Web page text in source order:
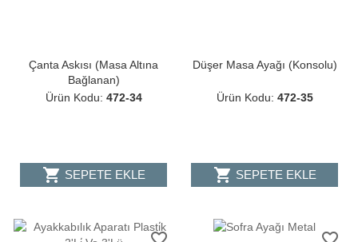
Çanta Askısı (Masa Altına
Bağlanan)
Ürün Kodu: 472-34
shopping_cart SEPETE EKLE
Düşer Masa Ayağı (Konsolu)
Ürün Kodu: 472-35
shopping_cart SEPETE EKLE